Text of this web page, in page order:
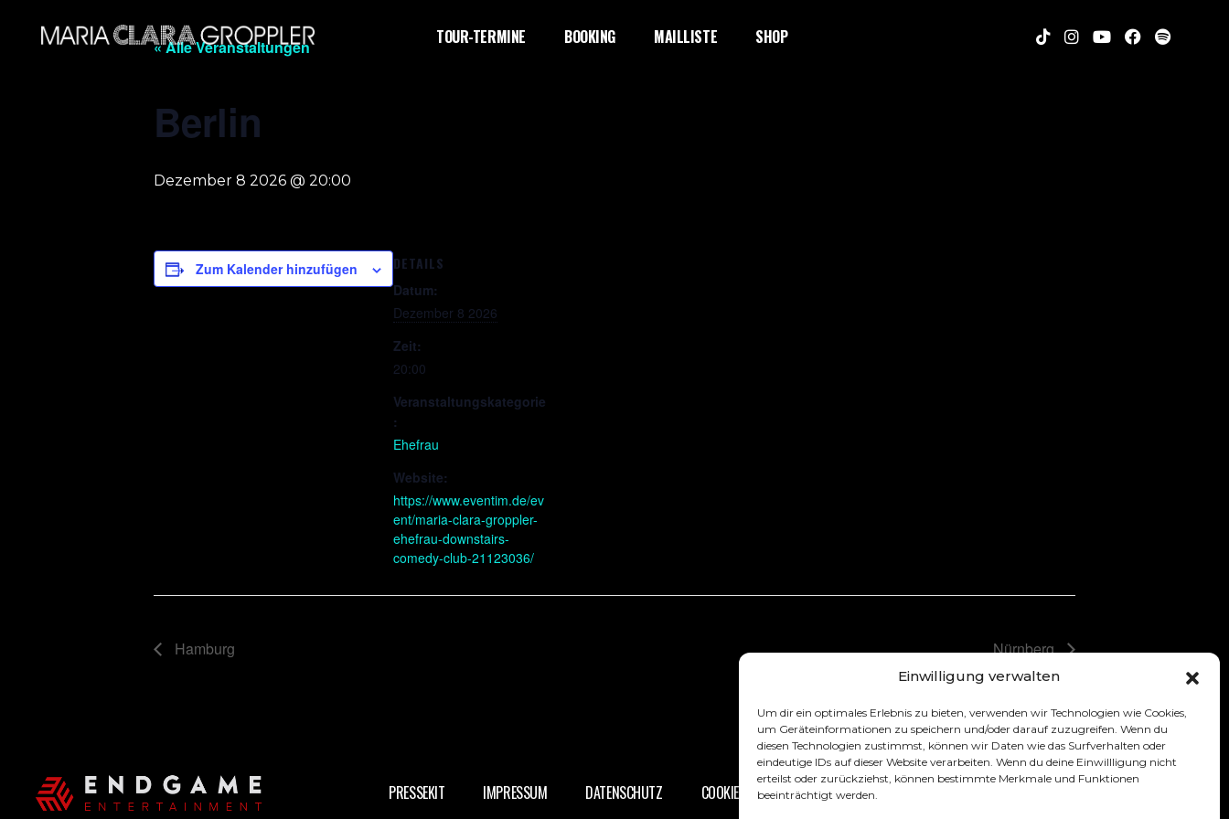
Einwilligung verwalten
Um dir ein optimales Erlebnis zu bieten, verwenden wir Technologien wie Cookies,
um Geräteinformationen zu speichern und/oder darauf zuzugreifen. Wenn du
diesen Technologien zustimmst, können wir Daten wie das Surfverhalten oder
eindeutige IDs auf dieser Website verarbeiten. Wenn du deine Einwillligung nicht
erteilst oder zurückziehst, können bestimmte Merkmale und Funktionen
beeinträchtigt werden.
TOUR-TERMINE BOOKING MAILLISTE SHOP
« Alle Veranstaltungen
Berlin
Dezember 8 2026 @ 20:00
Zum Kalender hinzufügen DETAILS
Datum:
Dezember 8 2026
Zeit:
20:00
Veranstaltungskategorie
:
Ehefrau
Website:
https://www.eventim.de/ev
ent/maria-clara-groppler-
ehefrau-downstairs-
comedy-club-21123036/
Hamburg Nürnberg
PRESSEKIT IMPRESSUM DATENSCHUTZ COOKIE-RICHTLINIE (EU)